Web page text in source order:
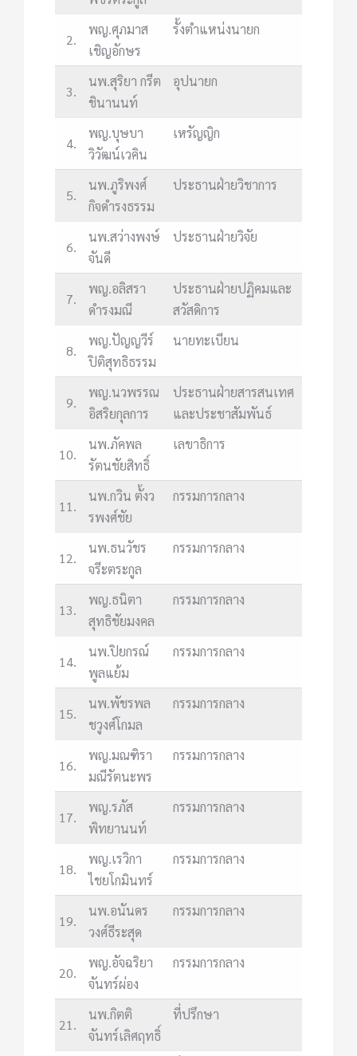
2.
พญ.ศุภมาส
เชิญอักษร
รั้งตำแหน่งนายก
3.
นพ.สุริยา กรีต
ชินานนท์
อุปนายก
4.
พญ.บุษบา
วิวัฒน์เวคิน
เหรัญญิก
5.
นพ.ภูริพงศ์
กิจดำรงธรรม
ประธานฝ่ายวิชาการ
6.
นพ.สว่างพงษ์
จันดี
ประธานฝ่ายวิจัย
7.
พญ.อลิสรา
ดำรงมณี
ประธานฝ่ายปฏิคมและ
สวัสดิการ
8.
พญ.ปัญญวีร์
ปิติสุทธิธรรม
นายทะเบียน
9.
พญ.นวพรรณ
อิสริยกุลการ
ประธานฝ่ายสารสนเทศ
และประชาสัมพันธ์
10.
นพ.ภัคพล
รัตนชัยสิทธิ์
เลขาธิการ
11.
นพ.กวิน ตั้งว
รพงศ์ชัย
กรรมการกลาง
12.
นพ.ธนวัชร
จรีะตระกูล
กรรมการกลาง
13.
พญ.ธนิตา
สุทธิชัยมงคล
กรรมการกลาง
14.
นพ.ปิยกรณ์
พูลแย้ม
กรรมการกลาง
15.
นพ.พัชรพล
ชวูงศ์โกมล
กรรมการกลาง
16.
พญ.มณฑิรา
มณีรัตนะพร
กรรมการกลาง
17.
พญ.รภัส
พิทยานนท์
กรรมการกลาง
18.
พญ.เรวิกา
ไชยโกมินทร์
กรรมการกลาง
19.
นพ.อนันดร
วงศ์ธีระสุด
กรรมการกลาง
20.
พญ.อัจฉริยา
จันทร์ผ่อง
กรรมการกลาง
21.
นพ.กิตติ
จันทร์เลิศฤทธิ์
ที่ปรึกษา